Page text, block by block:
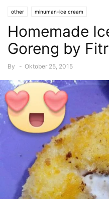
other minuman-ice cream
Homemade
Goreng by
By - Oktober 25, 2015